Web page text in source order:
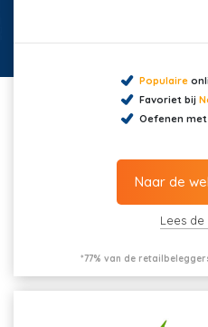
Populaire
Favoriet bij
Oefenen met
Naar de
Lees
*77% van de